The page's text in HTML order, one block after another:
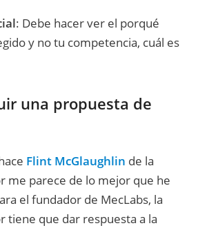
: Debe hacer ver el porqué
y no tu competencia, cuál es
una propuesta de
Flint McGlaughlin de la
me parece de lo mejor que he
el fundador de MecLabs, la
tiene que dar respuesta a la